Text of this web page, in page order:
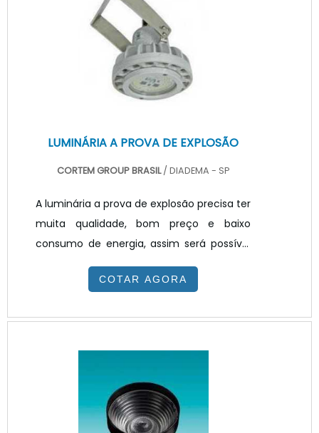
constante, como corporativos. Dado o uso
do led, é fundamental também a
utilização de dissipador de calor para
LED.DETALHES IMPORTANTES SOBRE O
LUMINÁRIA A PROVA DE EXPLOSÃO
CORTEM GROUP BRASIL/ DIADEMA - SP
A luminária a prova de explosão precisa ter
muita qualidade, bom preço e baixo
consumo de energia, assim será possível
obter o melhor custo benefício para
iluminar área de produção, galpões,
precisam ser bem iluminado respeitando a
retrabalhos na empresa. Nesses casos, um
fator que deve ser levado em
consideração, é a qualidade de luz que
COTAR AGORA